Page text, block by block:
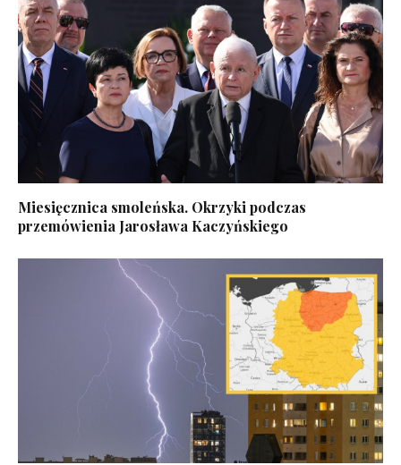
Miesięcznica smoleńska. Okrzyki podczas
przemówienia Jarosława Kaczyńskiego